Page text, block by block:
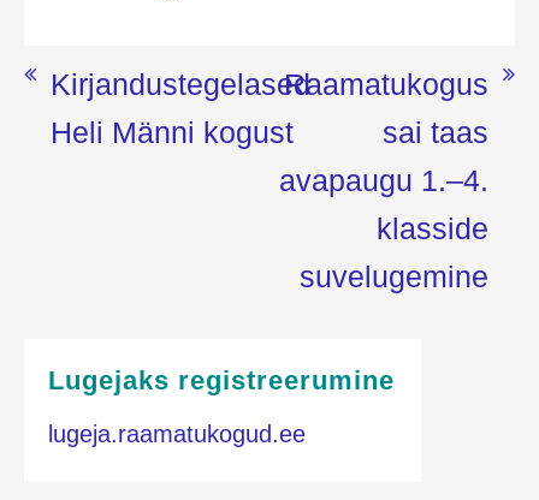
Navigeerimine
Kirjandustegelased
Heli Männi kogust
Raamatukogus
sai taas
avapaugu 1.–4.
klasside
suvelugemine
Lugejaks registreerumine
lugeja.raamatukogud.ee